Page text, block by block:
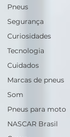
Pneus
Segurança
Curiosidades
Tecnologia
Cuidados
Marcas de pneus
Som
Pneus para moto
NASCAR Brasil